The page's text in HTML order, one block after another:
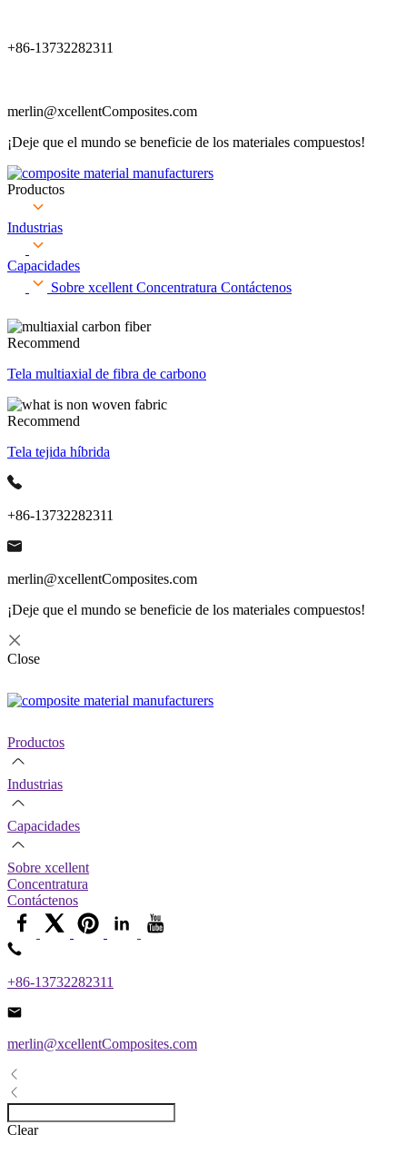
+86-13732282311
merlin@xcellentComposites.com
¡Deje que el mundo se beneficie de los materiales compuestos!
Productos
Industrias
Capacidades
Sobre xcellent Concentratura Contáctenos
Recommend
Tela multiaxial de fibra de carbono
Recommend
Tela tejida híbrida
+86-13732282311
merlin@xcellentComposites.com
¡Deje que el mundo se beneficie de los materiales compuestos!
Close
Productos
Industrias
Capacidades
Sobre xcellent
Concentratura
Contáctenos
+86-13732282311
merlin@xcellentComposites.com
Clear